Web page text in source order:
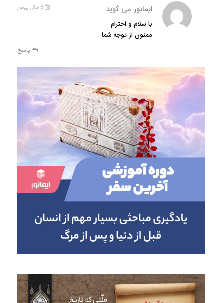
ایمانور می گوید 6 سال پیش
با سلام و احترام
ممنون از توجه شما
پاسخ